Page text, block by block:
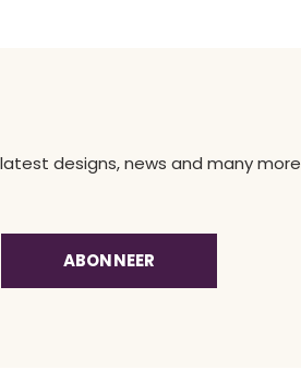
designs, news and many more
ABONNEER